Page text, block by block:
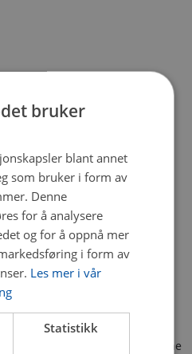
exception has occurred (see the
bruker
blant annet
som bruker i form av
Denne
for å analysere
og for å oppnå mer
i form av
Les mer i vår
Statistikk